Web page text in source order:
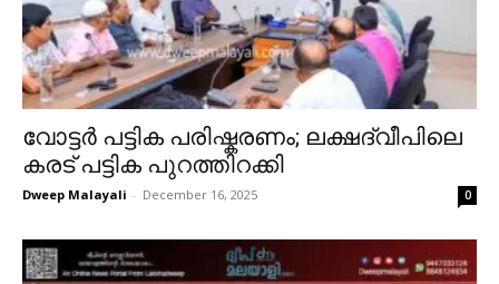
വോട്ടർ പട്ടിക പരിഷ്കരണം; ലക്ഷദ്വീപിലെ
കരട് പട്ടിക പുറത്തിറക്കി
Dweep Malayali - December 16, 2025 0